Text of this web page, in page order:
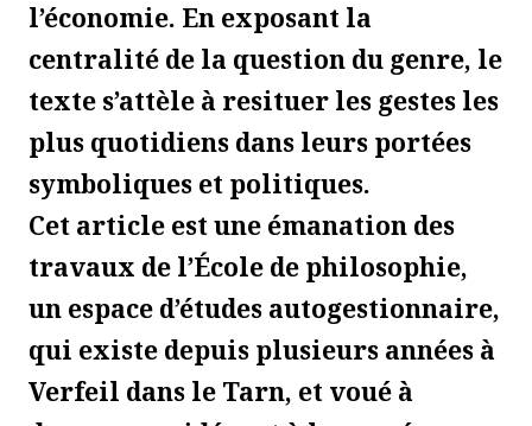
l’économie. En exposant la
centralité de la question du genre, le
texte s’attèle à resituer les gestes les
plus quotidiens dans leurs portées
symboliques et politiques.
Cet article est une émanation des
travaux de l’École de philosophie,
un espace d’études autogestionnaire,
qui existe depuis plusieurs années à
Verfeil dans le Tarn, et voué à